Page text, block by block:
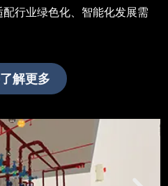
行业绿色化、智能化发展需
了解更多